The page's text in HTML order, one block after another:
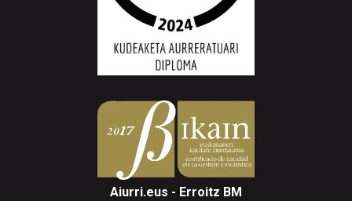
Aiurri.eus - Erroitz BM